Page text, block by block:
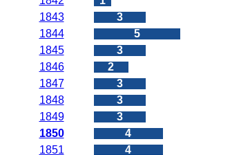
1843
3
1844
5
1845
3
1846
2
1847
3
1848
3
1849
3
1850
4
1851
4